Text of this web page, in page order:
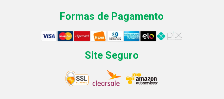
Formas de Pagamento
Site Seguro